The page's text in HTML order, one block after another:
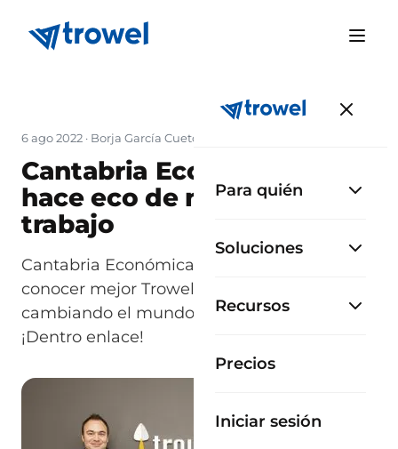
Para quién
Soluciones
Recursos
Precios
Iniciar sesión
6 ago 2022 · Borja García Cueto
Cantabria Económica se
hace eco de nuestro
trabajo
Cantabria Económica nos visita para
conocer mejor Trowelapp y como estamos
cambiando el mundo de la construcción.
¡Dentro enlace!